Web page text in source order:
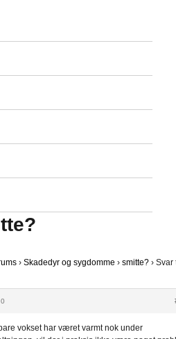
› Skadedyr og sygdomme › smitte? › Svar
vokset har været varmt nok under